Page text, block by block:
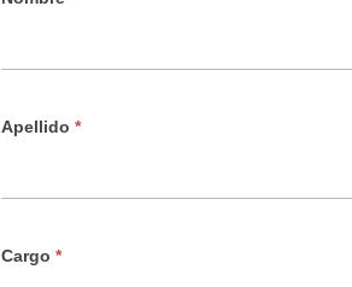
e
p
Apellido *
Cargo *